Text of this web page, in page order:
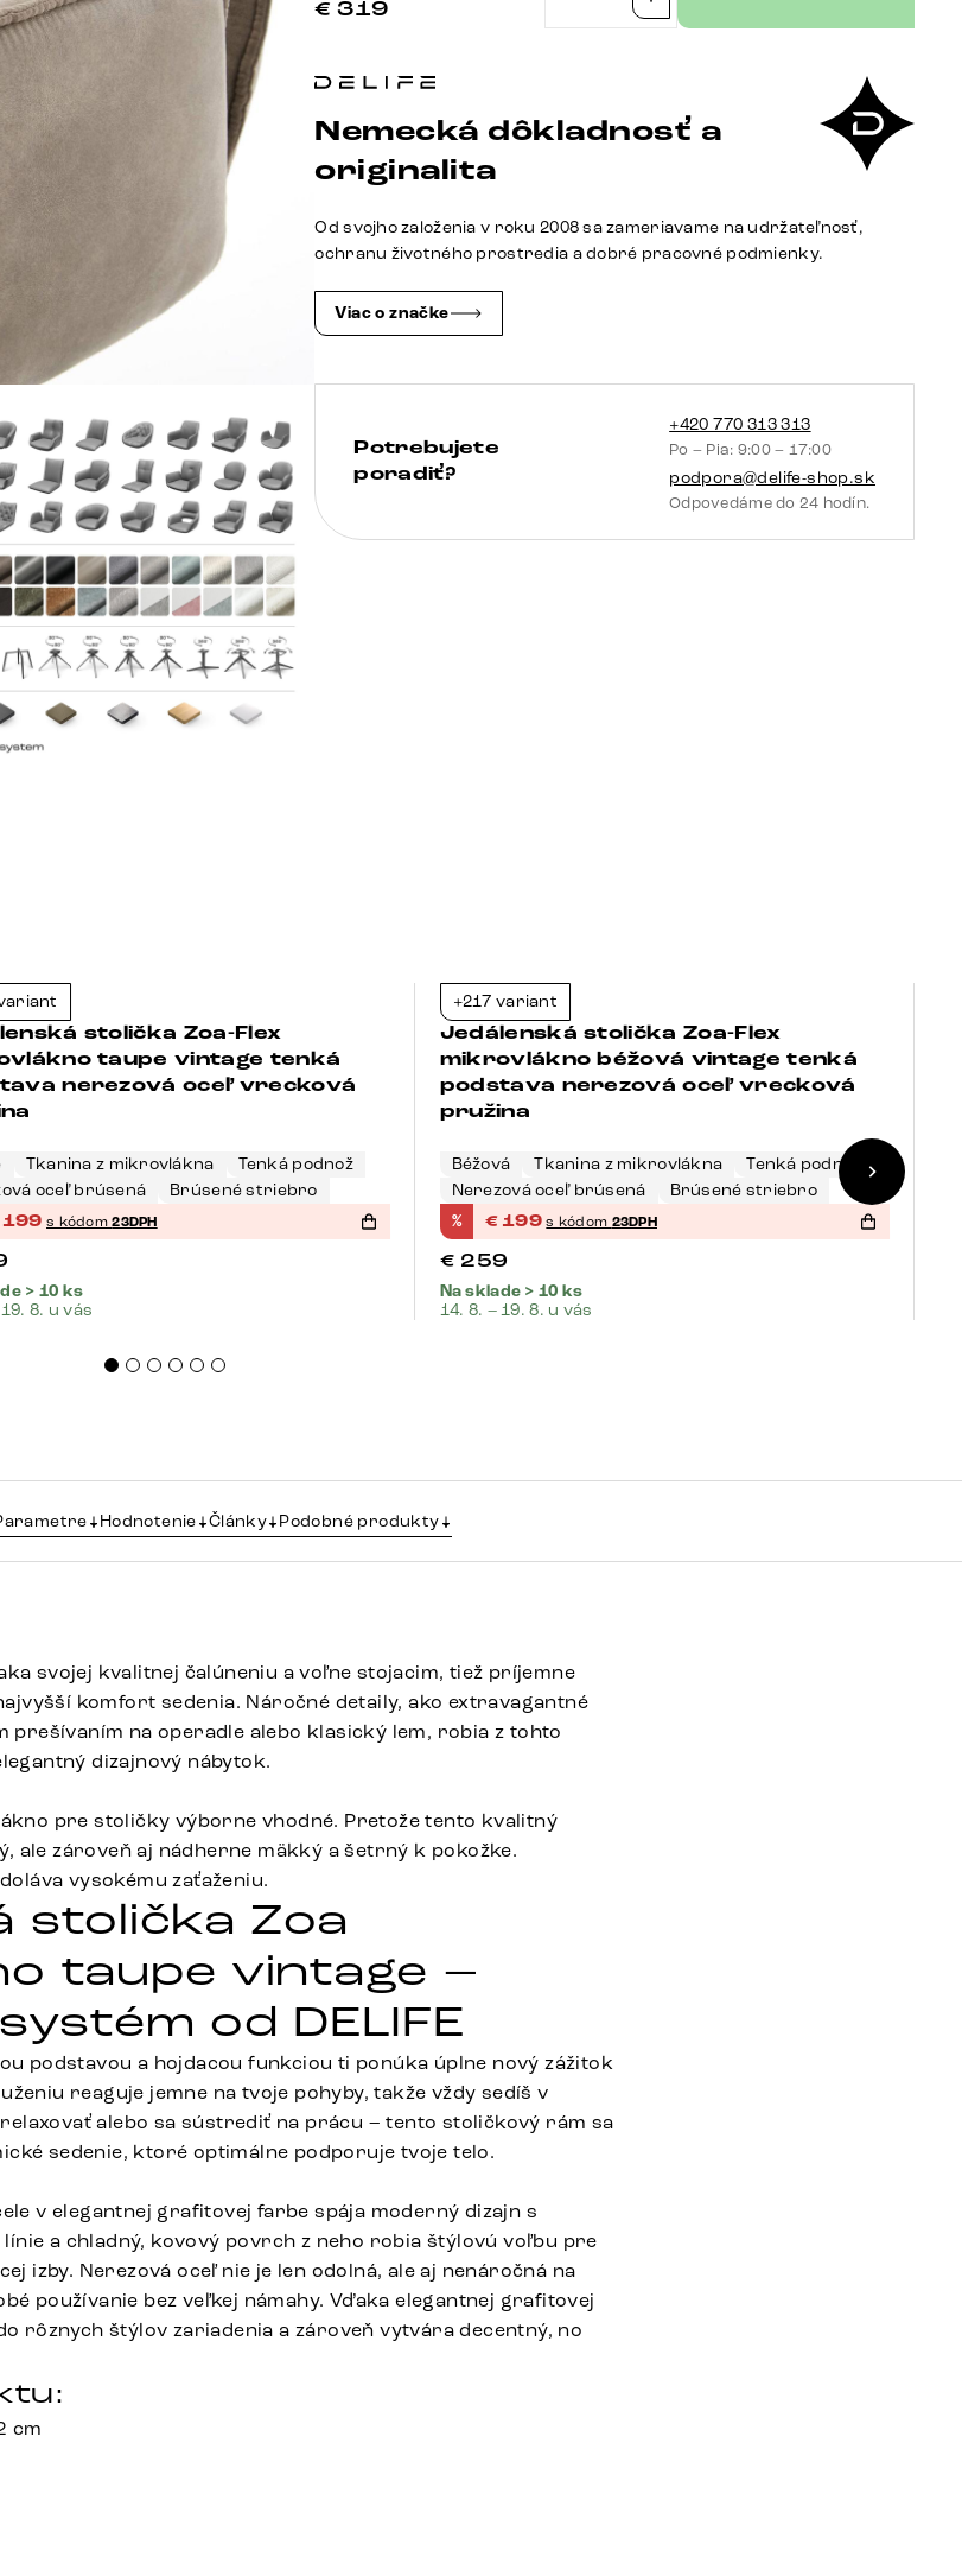
€ 319
množstvo
Zoa-
taupe
vintage
Nemecká dôkladnosť a
originalita
Od svojho založenia v roku 2008 sa zameriavame na udržateľnosť,
ochranu životného prostredia a dobré pracovné podmienky.
Viac o značke
Potrebujete
poradiť?
+420 770 313 313
Po – Pia: 9:00 – 17:00
podpora@delife-shop.sk
Odpovedáme do 24 hodín.
stolička Zoa-Flex
taupe vintage tenká
nerezová oceľ vrecková
Tkanina z mikrovlákna
Tenká podnož
oceľ brúsená
Brúsené striebro
199 s kódom23DPH
> 10 ks
8. u vás
+217 variant
Jedálenská stolička Zoa-Flex
mikrovlákno béžová vintage tenká
podstava nerezová oceľ vrecková
pružina
Béžová Tkanina z mikrovlákna
Tenká podnož
Nerezová oceľ brúsená
Brúsené striebro
% €199 s kódom 23DPH
€ 259
Na sklade > 10 ks
14. 8. – 19. 8. u vás
Hodnotenie Články Podobné produkty
svojej kvalitnej čalúneniu a voľne stojacim, tiež príjemne
komfort sedenia. Náročné detaily, ako extravagantné
prešívaním na operadle alebo klasický lem, robia z tohto
dizajnový nábytok.
pre stoličky výborne vhodné. Pretože tento kvalitný
ale zároveň aj nádherne mäkký a šetrný k pokožke.
vysokému zaťaženiu.
stolička Zoa
taupe vintage –
od DELIFE
podstavou a hojdacou funkciou ti ponúka úplne nový zážitok
reaguje jemne na tvoje pohyby, takže vždy sedíš v
alebo sa sústrediť na prácu – tento stoličkový rám sa
sedenie, ktoré optimálne podporuje tvoje telo.
v elegantnej grafitovej farbe spája moderný dizajn s
a chladný, kovový povrch z neho robia štýlovú voľbu pre
izby. Nerezová oceľ nie je len odolná, ale aj nenáročná na
používanie bez veľkej námahy. Vďaka elegantnej grafitovej
rôznych štýlov zariadenia a zároveň vytvára decentný, no
cm